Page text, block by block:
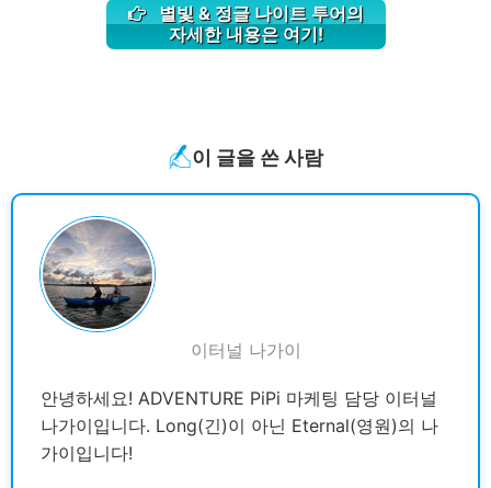
별빛 & 정글 나이트 투어의
자세한 내용은 여기!
이 글을 쓴 사람
이터널 나가이
안녕하세요! ADVENTURE PiPi 마케팅 담당 이터널
나가이입니다. Long(긴)이 아닌 Eternal(영원)의 나
가이입니다!